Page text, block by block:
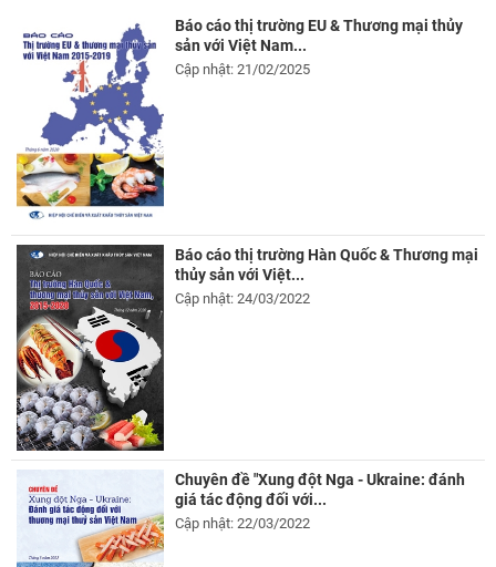
Báo cáo thị trường EU & Thương mại thủy
sản với Việt Nam...
Cập nhật: 21/02/2025
Báo cáo thị trường Hàn Quốc & Thương mại
thủy sản với Việt...
Cập nhật: 24/03/2022
Chuyên đề "Xung đột Nga - Ukraine: đánh
giá tác động đối với...
Cập nhật: 22/03/2022